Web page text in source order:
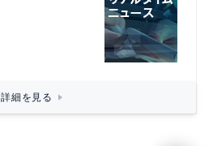
詳細を見る